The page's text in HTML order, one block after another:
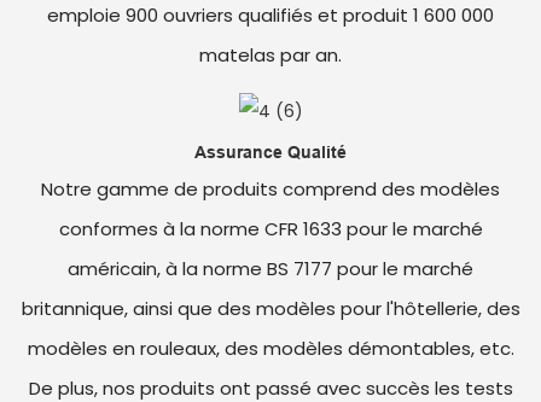
emploie 900 ouvriers qualifiés et produit 1 600 000
matelas par an.
Assurance Qualité
Notre gamme de produits comprend des modèles
conformes à la norme CFR 1633 pour le marché
américain, à la norme BS 7177 pour le marché
britannique, ainsi que des modèles pour l'hôtellerie, des
modèles en rouleaux, des modèles démontables, etc.
De plus, nos produits ont passé avec succès les tests